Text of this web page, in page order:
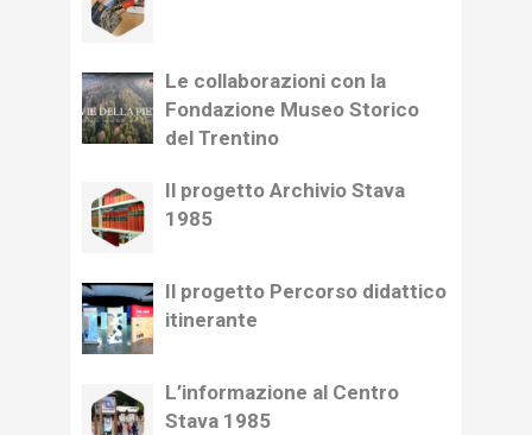
Le collaborazioni con la
Fondazione Museo Storico
del Trentino
Il progetto Archivio Stava
1985
Il progetto Percorso didattico
itinerante
L’informazione al Centro
Stava 1985